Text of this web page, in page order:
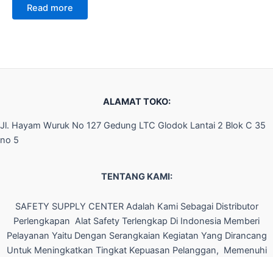
of
Read more
ALAMAT TOKO:
Jl. Hayam Wuruk No 127 Gedung LTC Glodok Lantai 2 Blok C 35
no 5
TENTANG KAMI:
SAFETY SUPPLY CENTER Adalah Kami Sebagai Distributor
Perlengkapan Alat Safety Terlengkap Di Indonesia Memberi
Pelayanan Yaitu Dengan Serangkaian Kegiatan Yang Dirancang
Untuk Meningkatkan Tingkat Kepuasan Pelanggan, Memenuhi